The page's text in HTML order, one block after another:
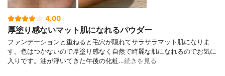
4.00
厚塗り感ないマット肌になれるパウダー
ファンデーションと重ねると毛穴が隠れてサラサラマット肌になりま
す。色はつかないので厚塗り感なく自然で綺麗な肌になれるのでお気に
入りです。油が浮いてきた午後の化粧…続きを見る